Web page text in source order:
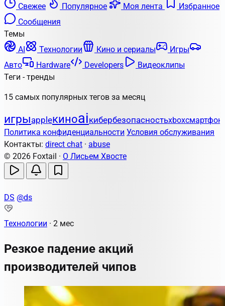
Свежее Популярное Моя лента
Избранное
Сообщения
Темы
AI
Технологии Кино и сериалы
Игры
Авто
Hardware Developers
Видеоклипы
Теги - тренды
15 самых популярных тегов за месяц
игрыappleкиноaiкибербезопасностьxbox
Политика конфиденциальности Условия обслуживания
Контакты: direct chat · abuse
© 2026 Foxtail · О Лисьем Хвосте
DS @ds
Технологии · 2 мес
Резкое падение акций
производителей чипов